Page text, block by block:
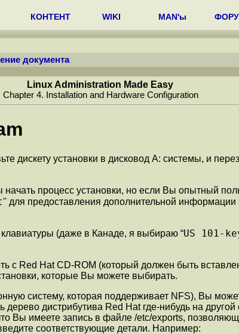
КОНТЕНТ WIKI MAN'ы
документа
Linux Administration Made Easy
Chapter 4. Installation and Hardware Configuration
дискету установки в дисковод A: системы, и
начать процесс установки, но если Вы опытный
'' для предоставления дополнительной
клавиатуры (даже в Канаде, я выбираю “US 101-
с Red Hat CD-ROM (который должен быть
которые Вы можете выбирать.
систему, которая поддерживает NFS), Вы
дистрибутива Red Hat где-нибудь на
Вы имеете запись в файле /etc/exports,
соответствующие детали. Например: